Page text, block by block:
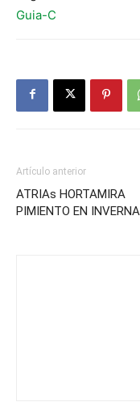
Guia-C
Artículo anterior
ATRIAs HORTAMIRA
PIMIENTO EN